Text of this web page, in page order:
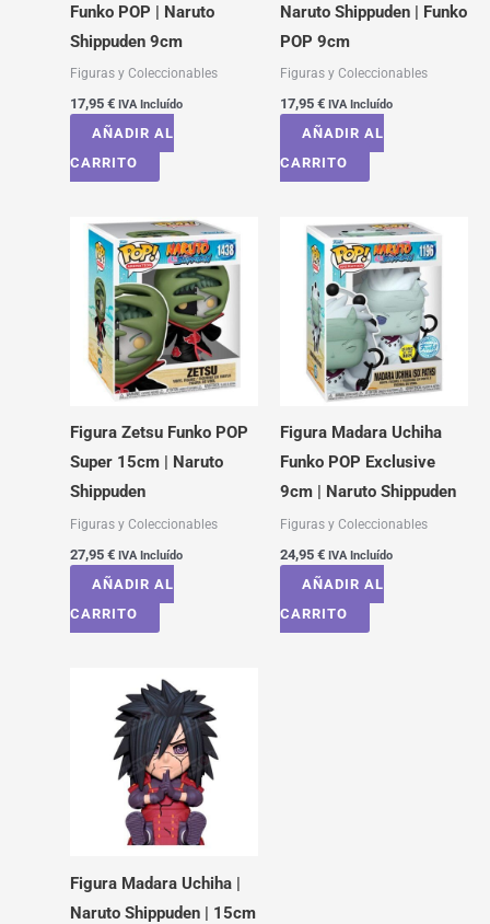
Funko POP | Naruto
Shippuden 9cm
Figuras y Coleccionables
17,95 € IVA Incluído
AÑADIR AL
CARRITO
Naruto Shippuden | Funko
POP 9cm
Figuras y Coleccionables
17,95 € IVA Incluído
AÑADIR AL
CARRITO
Figura Zetsu Funko POP
Super 15cm | Naruto
Shippuden
Figuras y Coleccionables
27,95 € IVA Incluído
AÑADIR AL
CARRITO
Figura Madara Uchiha
Funko POP Exclusive
9cm | Naruto Shippuden
Figuras y Coleccionables
24,95 € IVA Incluído
AÑADIR AL
CARRITO
Figura Madara Uchiha |
Naruto Shippuden | 15cm